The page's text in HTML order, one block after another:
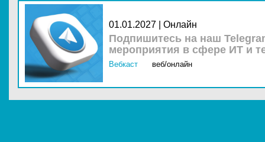
01.01.2027 | Онлайн
Подпишитесь на наш
мероприятия в сфере ИТ и
Вебкаст веб/онлайн